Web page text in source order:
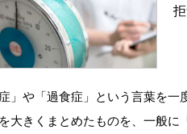
症」や「過食症」という言葉を
大きくまとめたものを、一般に